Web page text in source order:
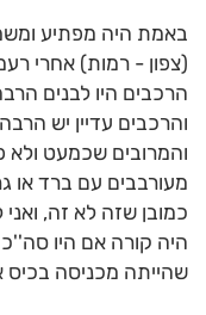
באמת היה מפתיע
(צפון - רמות) אחרי
הרכבים היו לבנים
והרכבים עדיין יש
והמרובים שכמעט ולא
מעורבבים עם ברד או
כמובן שזה לא זה,
שהייתה מכניסה בכיס את